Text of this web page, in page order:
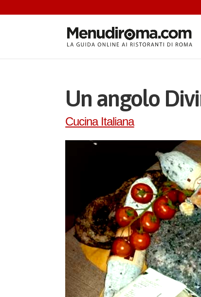
Un angolo
Cucina Italiana